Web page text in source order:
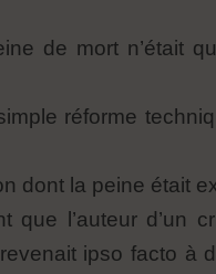
de mort n’était
réforme
dont la peine était
que l’auteur d’un
ipso facto à